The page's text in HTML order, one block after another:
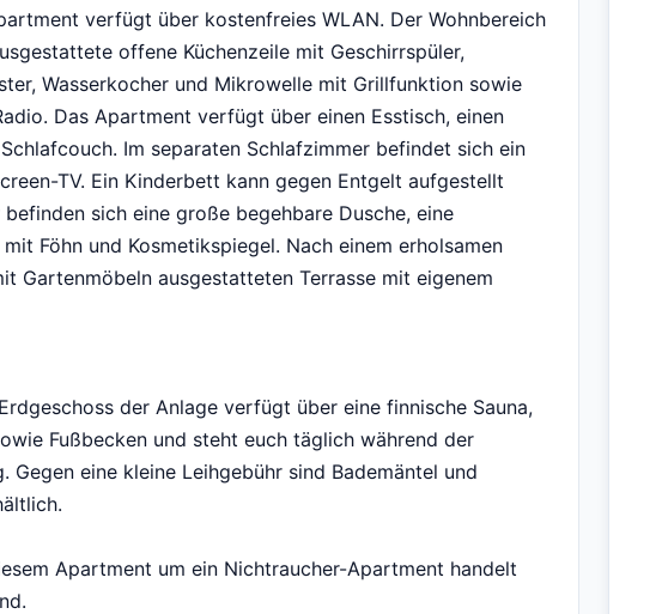
verfügt über kostenfreies WLAN. Der Wohnbereich
offene Küchenzeile mit Geschirrspüler,
Wasserkocher und Mikrowelle mit Grillfunktion sowie
Das Apartment verfügt über einen Esstisch, einen
Im separaten Schlafzimmer befindet sich ein
TV. Ein Kinderbett kann gegen Entgelt aufgestellt
sich eine große begehbare Dusche, eine
Föhn und Kosmetikspiegel. Nach einem erholsamen
Gartenmöbeln ausgestatteten Terrasse mit eigenem
der Anlage verfügt über eine finnische Sauna,
Fußbecken und steht euch täglich während der
eine kleine Leihgebühr sind Bademäntel und
Apartment um ein Nichtraucher-Apartment handelt